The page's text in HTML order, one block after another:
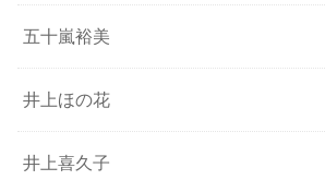
五十嵐裕美
井上ほの花
井上喜久子